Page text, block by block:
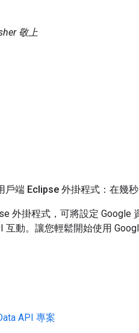
敬上
戶端 Eclipse 外掛程式：在幾
外掛程式，可將設定 Google
動。讓您輕鬆開始使用
API 專案